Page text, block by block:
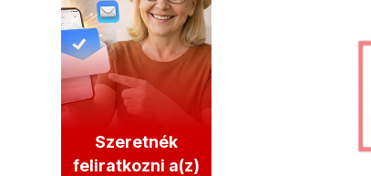
Szeretnék
feliratkozni a(z)